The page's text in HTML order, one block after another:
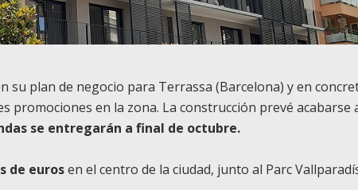
su plan de negocio para Terrassa (Barcelona) y en
promociones en la zona. La construcción prevé acabarse
se entregarán a final de octubre.
de eurosen el centro de la ciudad, junto al Parc